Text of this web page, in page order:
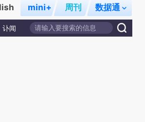
mini+ 周刊 数据通
讣闻